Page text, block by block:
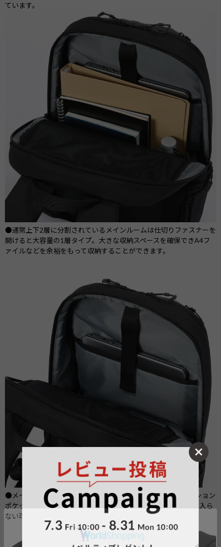
ています。
●通常上下2層に分割されているメインルームは仕切りファスナーを
開けると大容量の1層タイプ。大きな収納スペースを確保できA4フ
ァイルなどを余裕をもって収納することができます。
●メインルーム前側には13インチノートPCが収納可能なクッション
ポケットを配置しました。 ※機器の対応サイズ：機器によって入ら
ない可能性がございます。あくまで目安としてお考え下さい。